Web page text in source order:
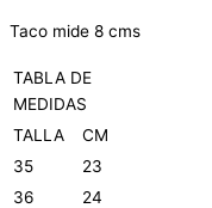
Taco mide 8 cms
TABLA DE
MEDIDAS
TALLA
CM
35
23
36
24